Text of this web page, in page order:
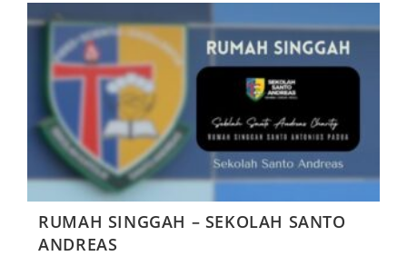
RUMAH SINGGAH – SEKOLAH SANTO
ANDREAS